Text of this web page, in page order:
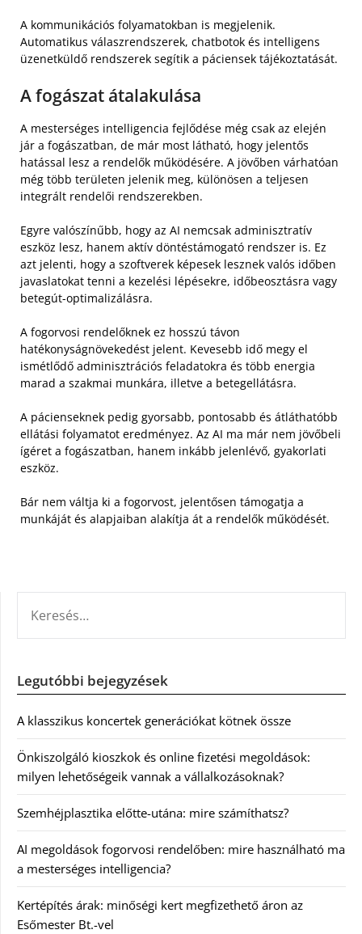
A kommunikációs folyamatokban is megjelenik.
Automatikus válaszrendszerek, chatbotok és intelligens
üzenetküldő rendszerek segítik a páciensek tájékoztatását.
A fogászat átalakulása
A mesterséges intelligencia fejlődése még csak az elején
jár a fogászatban, de már most látható, hogy jelentős
hatással lesz a rendelők működésére. A jövőben várhatóan
még több területen jelenik meg, különösen a teljesen
integrált rendelői rendszerekben.
Egyre valószínűbb, hogy az AI nemcsak adminisztratív
eszköz lesz, hanem aktív döntéstámogató rendszer is. Ez
azt jelenti, hogy a szoftverek képesek lesznek valós időben
javaslatokat tenni a kezelési lépésekre, időbeosztásra vagy
betegút-optimalizálásra.
A fogorvosi rendelőknek ez hosszú távon
hatékonyságnövekedést jelent. Kevesebb idő megy el
ismétlődő adminisztrációs feladatokra és több energia
marad a szakmai munkára, illetve a betegellátásra.
A pácienseknek pedig gyorsabb, pontosabb és átláthatóbb
ellátási folyamatot eredményez. Az AI ma már nem jövőbeli
ígéret a fogászatban, hanem inkább jelenlévő, gyakorlati
eszköz.
Bár nem váltja ki a fogorvost, jelentősen támogatja a
munkáját és alapjaiban alakítja át a rendelők működését.
Legutóbbi bejegyzések
A klasszikus koncertek generációkat kötnek össze
Önkiszolgáló kioszkok és online fizetési megoldások:
milyen lehetőségeik vannak a vállalkozásoknak?
Szemhéjplasztika előtte-utána: mire számíthatsz?
AI megoldások fogorvosi rendelőben: mire használható ma
a mesterséges intelligencia?
Kertépítés árak: minőségi kert megfizethető áron az
Esőmester Bt.-vel